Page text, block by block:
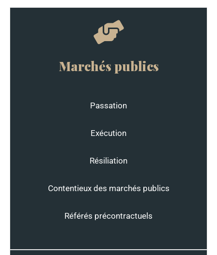
Marchés publics
Passation
Exécution
Résiliation
Contentieux des marchés publics
Référés précontractuels